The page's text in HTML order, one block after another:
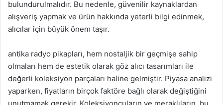
bulundurulmalıdır. Bu nedenle, güvenilir kaynaklardan
alışveriş yapmak ve ürün hakkında yeterli bilgi edinmek,
alıcılar için büyük önem taşır.
antika radyo pikapları, hem nostaljik bir geçmişe sahip
olmaları hem de estetik olarak göz alıcı tasarımları ile
değerli koleksiyon parçaları haline gelmiştir. Piyasa analizi
yaparken, fiyatların birçok faktöre bağlı olarak değiştiğini
unutmamak gerekir. Koleksiyoncuların ve meraklıların, bu